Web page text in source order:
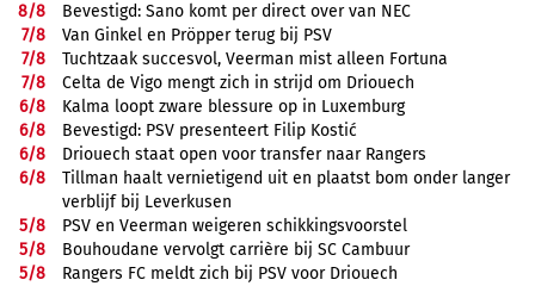
8/8
Bevestigd: Sano komt per direct over van NEC
7/8
Van Ginkel en Pröpper terug bij PSV
7/8
Tuchtzaak succesvol, Veerman mist alleen Fortuna
7/8
Celta de Vigo mengt zich in strijd om Driouech
6/8
Kalma loopt zware blessure op in Luxemburg
6/8
Bevestigd: PSV presenteert Filip Kostić
6/8
Driouech staat open voor transfer naar Rangers
6/8
Tillman haalt vernietigend uit en plaatst bom onder langer
verblijf bij Leverkusen
5/8
PSV en Veerman weigeren schikkingsvoorstel
5/8
Bouhoudane vervolgt carrière bij SC Cambuur
5/8
Rangers FC meldt zich bij PSV voor Driouech